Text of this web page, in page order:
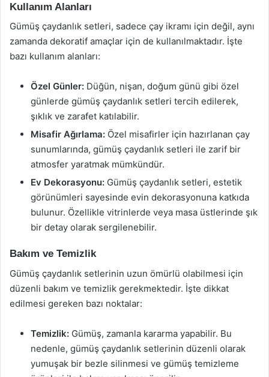
Kullanım Alanları
Gümüş çaydanlık setleri, sadece çay ikramı için değil, aynı
zamanda dekoratif amaçlar için de kullanılmaktadır. İşte
bazı kullanım alanları:
Özel Günler: Düğün, nişan, doğum günü gibi özel
günlerde gümüş çaydanlık setleri tercih edilerek,
şıklık ve zarafet katılabilir.
Misafir Ağırlama: Özel misafirler için hazırlanan çay
sunumlarında, gümüş çaydanlık setleri ile zarif bir
atmosfer yaratmak mümkündür.
Ev Dekorasyonu: Gümüş çaydanlık setleri, estetik
görünümleri sayesinde evin dekorasyonuna katkıda
bulunur. Özellikle vitrinlerde veya masa üstlerinde şık
bir detay olarak sergilenebilir.
Bakım ve Temizlik
Gümüş çaydanlık setlerinin uzun ömürlü olabilmesi için
düzenli bakım ve temizlik gerekmektedir. İşte dikkat
edilmesi gereken bazı noktalar:
Temizlik: Gümüş, zamanla kararma yapabilir. Bu
nedenle, gümüş çaydanlık setlerinin düzenli olarak
yumuşak bir bezle silinmesi ve gümüş temizleme